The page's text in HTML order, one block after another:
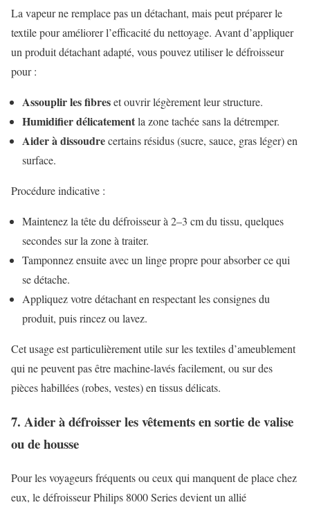
La vapeur ne remplace pas un détachant, mais peut préparer le
textile pour améliorer l’efficacité du nettoyage. Avant d’appliquer
un produit détachant adapté, vous pouvez utiliser le défroisseur
pour :
Assouplir les fibreset ouvrir légèrement leur structure.
Humidifier délicatementla zone tachée sans la détremper.
Aider à dissoudrecertains résidus (sucre, sauce, gras léger) en
surface.
Procédure indicative :
Maintenez la tête du défroisseur à 2–3 cm du tissu, quelques
secondes sur la zone à traiter.
Tamponnez ensuite avec un linge propre pour absorber ce qui
se détache.
Appliquez votre détachant en respectant les consignes du
produit, puis rincez ou lavez.
Cet usage est particulièrement utile sur les textiles d’ameublement
qui ne peuvent pas être machine-lavés facilement, ou sur des
pièces habillées (robes, vestes) en tissus délicats.
7. Aider à défroisser les vêtements en sortie de valise
ou de housse
Pour les voyageurs fréquents ou ceux qui manquent de place chez
eux, le défroisseur Philips 8000 Series devient un allié